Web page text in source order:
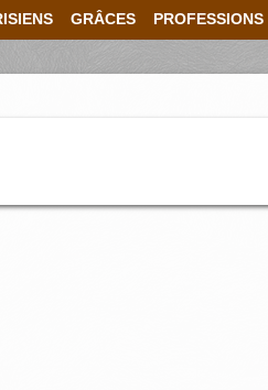
GRÂCES PROFESSIONS